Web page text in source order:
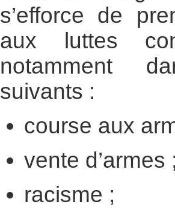
s’efforce de
aux luttes
notamment
suivants :
course aux
vente d’armes
racisme ;